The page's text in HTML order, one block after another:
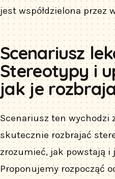
jest współdzielona przez
Scenariusz
Stereotypy i
jak je
Scenariusz ten wychodzi
skutecznie rozbrajać
zrozumieć, jak powstają i
Proponujemy rozpocząć